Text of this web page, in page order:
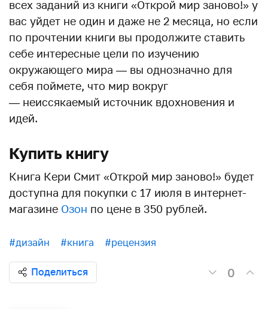
всех заданий из книги «Открой мир заново!» у
вас уйдет не один и даже не 2 месяца, но если
по прочтении книги вы продолжите ставить
себе интересные цели по изучению
окружающего мира — вы однозначно для
себя поймете, что мир вокруг
— неиссякаемый источник вдохновения и
идей.
Купить книгу
Книга Кери Смит «Открой мир заново!» будет
доступна для покупки с 17 июля в интернет-
магазине Озон по цене в 350 рублей.
#дизайн #книга #рецензия
Поделиться 0